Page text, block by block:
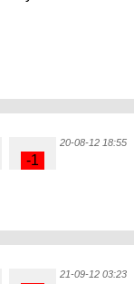
20-08-12 18:55
21-09-12 03:23